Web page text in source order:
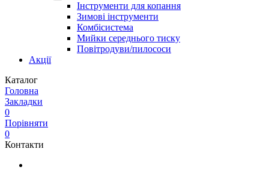
Інструменти для копання
Зимові інструменти
Комбісистема
Мийки середнього тиску
Повітродуви/пилососи
Акції
Каталог
Головна
Закладки
0
Порівняти
0
Контакти